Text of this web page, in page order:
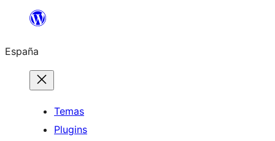
Saltar
contenido
España
Temas
Plugins